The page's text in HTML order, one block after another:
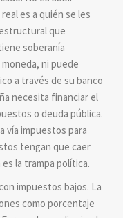
es a quién se les
que
soberanía
ni puede
a través de su banco
necesita financiar el
o deuda pública.
vía impuestos para
tengan que caer
la trampa política.
impuestos bajos. La
como porcentaje